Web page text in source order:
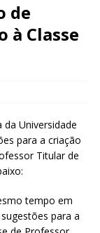
de
à Classe
Universidade
para a criação
Titular de
tempo em
para a